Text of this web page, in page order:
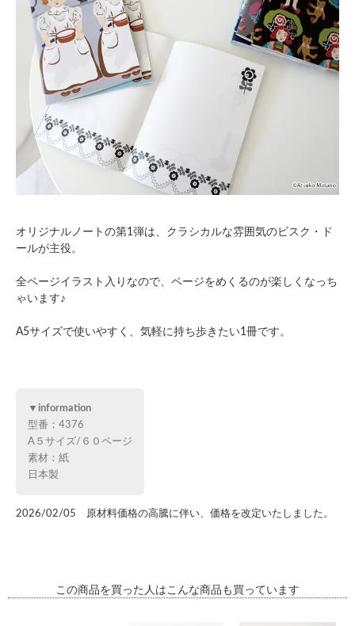
オリジナルノートの第1弾は、クラシカルな雰囲気のビスク・ド
ールが主役。
全ページイラスト入りなので、ページをめくるのが楽しくなっち
ゃいます♪
A5サイズで使いやすく、気軽に持ち歩きたい1冊です。
▼information
型番：4376
A５サイズ/６０ページ
素材：紙
日本製
2026/02/05 原材料価格の高騰に伴い、価格を改定いたしました。
この商品を買った人はこんな商品も買っています